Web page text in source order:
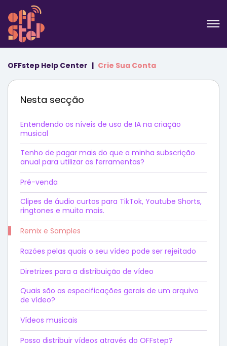
OFFstep Help Center Crie Sua Conta
Nesta secção
Entendendo os níveis de uso de IA na criação
musical
Tenho de pagar mais do que a minha subscrição
anual para utilizar as ferramentas?
Pré-venda
Clipes de áudio curtos para TikTok, Youtube Shorts,
ringtones e muito mais.
Remix e Samples
Razões pelas quais o seu vídeo pode ser rejeitado
Diretrizes para a distribuição de vídeo
Quais são as especificações gerais de um arquivo
de vídeo?
Vídeos musicais
Posso distribuir vídeos através do OFFstep?